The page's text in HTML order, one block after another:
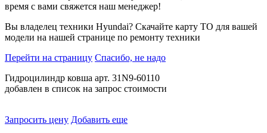
время с вами свяжется наш менеджер!
Вы владелец техники Hyundai? Скачайте карту ТО для вашей
модели на нашей странице по ремонту техники
Перейти на страницу Спасибо, не надо
Гидроцилиндр ковша арт. 31N9-60110
добавлен в список на запрос стоимости
Запросить цену Добавить еще